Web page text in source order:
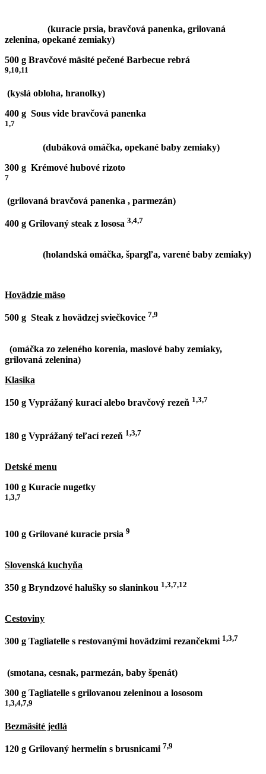
(kuracie prsia, bravčová panenka, grilovaná
zelenina, opekané zemiaky)
500 g Bravčové mäsité pečené Barbecue rebrá
9,10,11
(kyslá obloha, hranolky)
400 g Sous vide bravčová panenka
1,7
(dubáková omáčka, opekané baby zemiaky)
300 g Krémové hubové rizoto
7
(grilovaná bravčová panenka , parmezán)
400 g Grilovaný steak z lososa 3,4,7
(holandská omáčka, špargľa, varené baby zemiaky)
Hovädzie mäso
500 g Steak z hovädzej sviečkovice 7,9
(omáčka zo zeleného korenia, maslové baby zemiaky,
grilovaná zelenina)
Klasika
150 g Vyprážaný kurací alebo bravčový rezeň 1,3,7
180 g Vyprážaný teľací rezeň 1,3,7
Detské menu
100 g Kuracie nugetky
1,3,7
100 g Grilované kuracie prsia 9
Slovenská kuchyňa
350 g Bryndzové halušky so slaninkou 1,3,7,12
Cestoviny
300 g Tagliatelle s restovanými hovädzími rezančekmi 1,3,7
(smotana, cesnak, parmezán, baby špenát)
300 g Tagliatelle s grilovanou zeleninou a lososom
1,3,4,7,9
Bezmäsité jedlá
120 g Grilovaný hermelín s brusnicami 7,9